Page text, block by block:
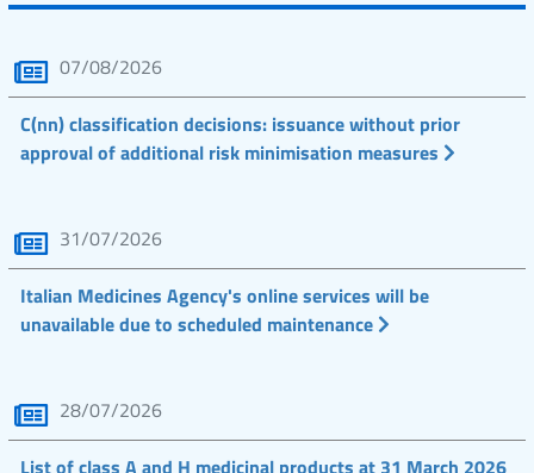
07/08/2026
C(nn) classification decisions: issuance without prior
approval of additional risk minimisation measures
31/07/2026
Italian Medicines Agency's online services will be
unavailable due to scheduled maintenance
28/07/2026